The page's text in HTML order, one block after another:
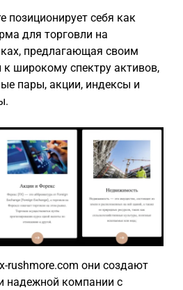
позиционирует себя как
для торговли на
предлагающая своим
к широкому спектру активов,
пары, акции, индексы и
rushmore.com они создают
надежной компании с